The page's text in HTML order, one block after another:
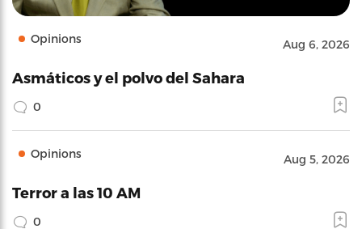
Opinions Aug 6, 2026
Asmáticos y el polvo del Sahara
0
Opinions Aug 5, 2026
Terror a las 10 AM
0